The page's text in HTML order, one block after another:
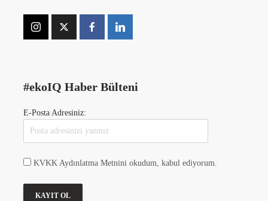
#ekoIQ Haber Bülteni
E-Posta Adresiniz:
KVKK Aydınlatma Metnini okudum, kabul ediyorum.